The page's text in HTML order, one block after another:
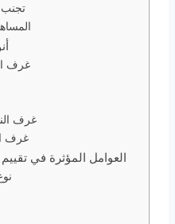
تجنب
غرف
غرف
غرف
العوامل المؤثرة في